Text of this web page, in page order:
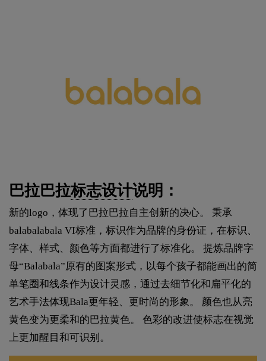
巴拉巴拉标志设计说明：
新的logo，体现了巴拉巴拉自主创新的决心。 秉承
balabalabala VI标准，标识作为品牌的身份证，在标识、
字体、样式、颜色等方面都进行了标准化。 提炼品牌字
母“Balabala”原有的图案形式，以每个孩子都能画出的简
单笔圈和线条作为设计灵感，通过去细节化和扁平化的
艺术手法体现Bala更年轻、更时尚的形象。 颜色也从亮
黄色变为更柔和的巴拉黄色。 色彩的改进使标志在视觉
上更加醒目和可识别。